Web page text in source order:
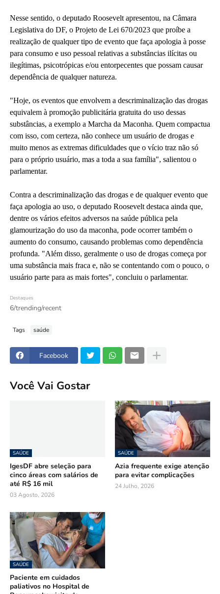
Nesse sentido, o deputado Roosevelt apresentou, na Câmara
Legislativa do DF, o Projeto de Lei 670/2023 que proíbe a
realização de qualquer tipo de evento que faça apologia à posse
para consumo e uso pessoal relativas a substâncias ilícitas ou
ilegítimas, psicotrópicas e/ou entorpecentes que possam causar
dependência de qualquer natureza.
"Hoje, os eventos que envolvem a descriminalização das drogas
equivalem à promoção publicitária gratuita do uso dessas
substâncias, a exemplo a Marcha da Maconha. Quem compactua
com isso, com certeza, não conhece um usuário de drogas e
muito menos as extremas dificuldades que o vício traz não só
para o próprio usuário, mas a toda a sua família", salientou o
parlamentar.
Contra a descriminalização das drogas e de qualquer evento que
faça apologia ao uso, o deputado Roosevelt destaca ainda que,
dentre os vários efeitos adversos na saúde pública pela
glamourização do uso da maconha, pode ocorrer também o
aumento do consumo, causando problemas como dependência
profunda. "Além disso, geralmente o uso de drogas começa por
uma substância mais fraca e, não se contentando com o pouco, o
usuário parte para as mais fortes", concluiu o parlamentar.
Destaques
6/trending/recent
Tags saúde
Facebook
Você Vai Gostar
SAÚDE
IgesDF abre seleção para
cinco áreas com salários de
até R$ 16 mil
03 Agosto, 2026
SAÚDE
Azia frequente exige atenção
para evitar complicações
24 Julho, 2026
SAÚDE
Paciente em cuidados
paliativos no Hospital de